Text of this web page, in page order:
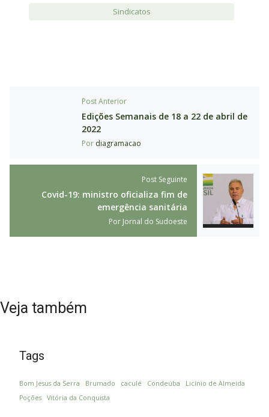
Sindicatos
Post Anterior
Edições Semanais de 18 a 22 de abril de
2022
Por diagramacao
Post Seguinte
Covid-19: ministro oficializa fim de
emergência sanitária
Por Jornal do Sudoeste
Veja também
Tags
Bom Jesus da Serra Brumado caculé Condeúba
Licínio de Almeida
Poções
Vitória da Conquista